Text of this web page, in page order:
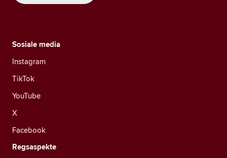
Sosiale media
Instagram
TikTok
YouTube
X
Facebook
Regsaspekte